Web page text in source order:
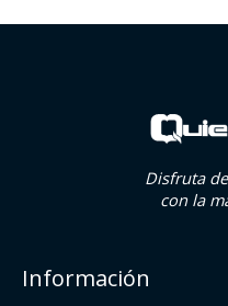
Disfruta
con la
Información